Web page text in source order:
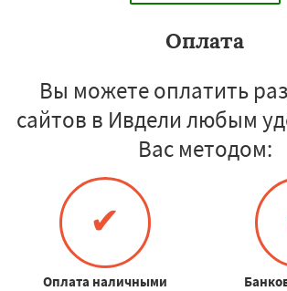
Оплата
Вы можете оплатить
сайтов в Ивдели любым
Вас методом:
✔
Оплата наличными